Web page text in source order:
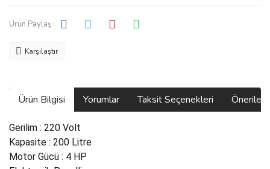
Ürün Paylaş :
Karşılaştır
Ürün Bilgisi Yorumlar Taksit Seçenekleri
Gerilim : 220 Volt
Kapasite : 200 Litre
Motor Gücü : 4 HP